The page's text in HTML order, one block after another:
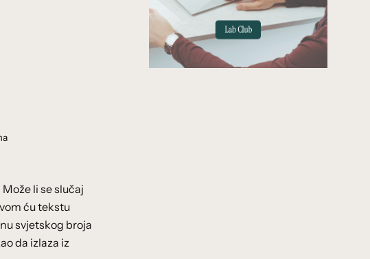
li se slučaj
ću tekstu
svjetskog broja
da izlaza iz